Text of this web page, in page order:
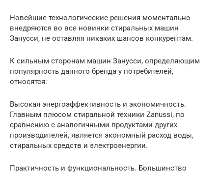
Новейшие технологические решения моментально
внедряются во все новинки стиральных машин
Занусси, не оставляя никаких шансов конкурентам.
К сильным сторонам машин Занусси, определяющим
популярность данного бренда у потребителей,
относятся:
Высокая энергоэффективность и экономичность.
Главным плюсом стиральной техники Zanussi, по
сравнению с аналогичными продуктами других
производителей, является экономный расход воды,
стиральных средств и электроэнергии.
Практичность и функциональность. Большинство